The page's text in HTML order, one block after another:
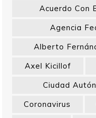
Acuerdo Con
Agencia
Alberto
Axel Kicillof
Ciudad
Coronavirus